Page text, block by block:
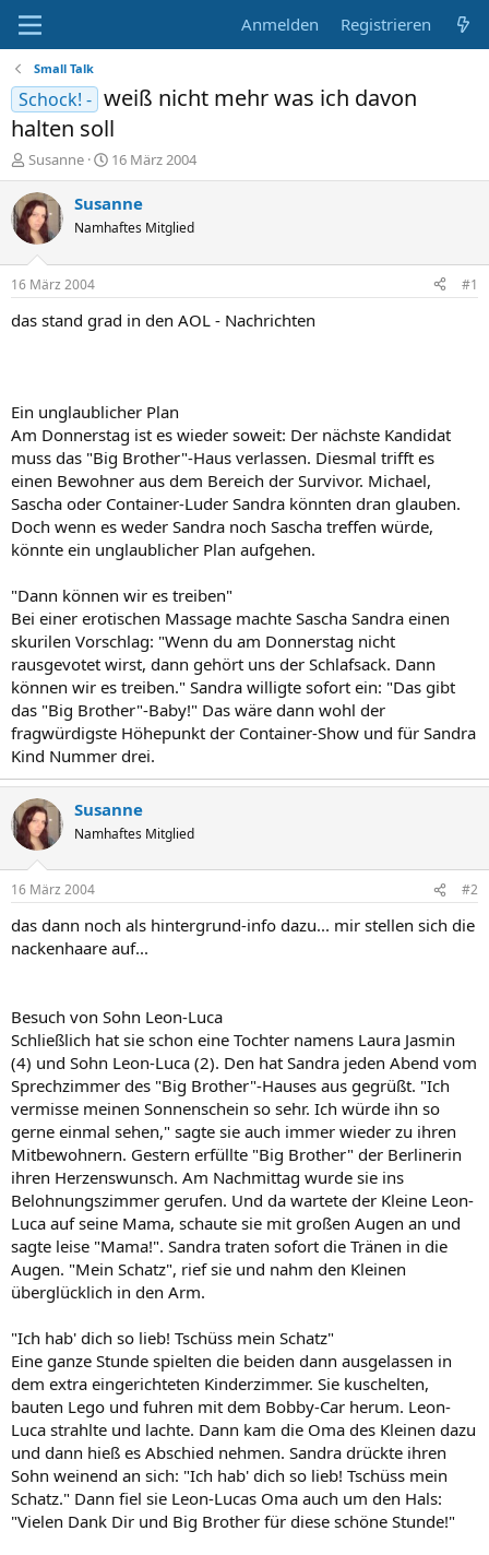
Anmelden Registrieren
Small Talk
Schock! - weiß nicht mehr was ich davon
halten soll
E
r
s
t
e
e
r
Susanne
E
r
s
e
t
a
16 März 2004
Susanne
Namhaftes Mitglied
16 März 2004 #1
das stand grad in den AOL - Nachrichten
Ein unglaublicher Plan
Am Donnerstag ist es wieder soweit: Der nächste Kandidat
muss das "Big Brother"-Haus verlassen. Diesmal trifft es
einen Bewohner aus dem Bereich der Survivor. Michael,
Sascha oder Container-Luder Sandra könnten dran glauben.
Doch wenn es weder Sandra noch Sascha treffen würde,
könnte ein unglaublicher Plan aufgehen.
"Dann können wir es treiben"
Bei einer erotischen Massage machte Sascha Sandra einen
skurilen Vorschlag: "Wenn du am Donnerstag nicht
rausgevotet wirst, dann gehört uns der Schlafsack. Dann
können wir es treiben." Sandra willigte sofort ein: "Das gibt
das "Big Brother"-Baby!" Das wäre dann wohl der
fragwürdigste Höhepunkt der Container-Show und für Sandra
Kind Nummer drei.
Susanne
Namhaftes Mitglied
16 März 2004 #2
das dann noch als hintergrund-info dazu... mir stellen sich die
nackenhaare auf...
Besuch von Sohn Leon-Luca
Schließlich hat sie schon eine Tochter namens Laura Jasmin
(4) und Sohn Leon-Luca (2). Den hat Sandra jeden Abend vom
Sprechzimmer des "Big Brother"-Hauses aus gegrüßt. "Ich
vermisse meinen Sonnenschein so sehr. Ich würde ihn so
gerne einmal sehen," sagte sie auch immer wieder zu ihren
Mitbewohnern. Gestern erfüllte "Big Brother" der Berlinerin
ihren Herzenswunsch. Am Nachmittag wurde sie ins
Belohnungszimmer gerufen. Und da wartete der Kleine Leon-
Luca auf seine Mama, schaute sie mit großen Augen an und
sagte leise "Mama!". Sandra traten sofort die Tränen in die
Augen. "Mein Schatz", rief sie und nahm den Kleinen
überglücklich in den Arm.
"Ich hab' dich so lieb! Tschüss mein Schatz"
Eine ganze Stunde spielten die beiden dann ausgelassen in
dem extra eingerichteten Kinderzimmer. Sie kuschelten,
bauten Lego und fuhren mit dem Bobby-Car herum. Leon-
Luca strahlte und lachte. Dann kam die Oma des Kleinen dazu
und dann hieß es Abschied nehmen. Sandra drückte ihren
Sohn weinend an sich: "Ich hab' dich so lieb! Tschüss mein
Schatz." Dann fiel sie Leon-Lucas Oma auch um den Hals:
"Vielen Dank Dir und Big Brother für diese schöne Stunde!"